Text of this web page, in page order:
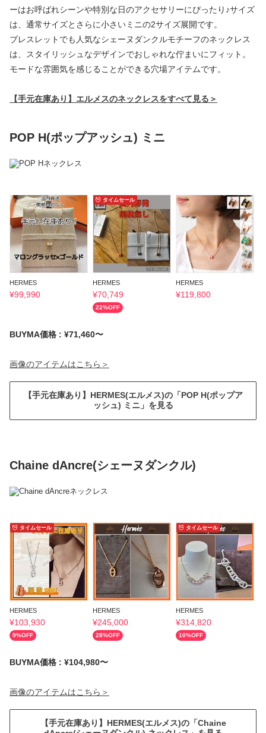
ーはお呼ばれシーンや特別な日のアクセサリーにぴったり♪サイズ
は、通常サイズとさらに小さいミニの2サイズ展開です。
ブレスレットでも人気なシェーヌダンクルモチーフのネックレス
は、スタイリッシュなデザインでおしゃれな佇まいにフィット。
モードな雰囲気を感じることができる穴場アイテムです。
【手元在庫あり】エルメスのネックレスをすべて見る＞
POP H(ポップアッシュ) ミニ
HERMES
¥99,990
タイムセール
HERMES
¥70,749
22%OFF
HERMES
¥119,800
BUYMA価格 : ¥71,460〜
画像のアイテムはこちら＞
【手元在庫あり】HERMES(エルメス)の「POP H(ポップア
ッシュ) ミニ」を見る
Chaine dAncre(シェーヌダンクル)
タイムセール
HERMES
¥103,930
9%OFF
HERMES
¥245,000
28%OFF
タイムセール
HERMES
¥314,820
10%OFF
BUYMA価格 : ¥104,980〜
画像のアイテムはこちら＞
【手元在庫あり】HERMES(エルメス)の「Chaine